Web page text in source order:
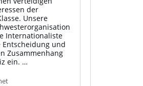
der
Unsere
Internationaliste
und
Zusammenhang
ein. …